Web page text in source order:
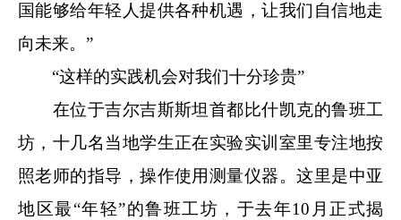
国能够给年轻人提供各种机遇，让我们自信地走
向未来。”
“这样的实践机会对我们十分珍贵”
在位于吉尔吉斯斯坦首都比什凯克的鲁班工
坊，十几名当地学生正在实验实训室里专注地按
照老师的指导，操作使用测量仪器。这里是中亚
地区最“年轻”的鲁班工坊，于去年10月正式揭